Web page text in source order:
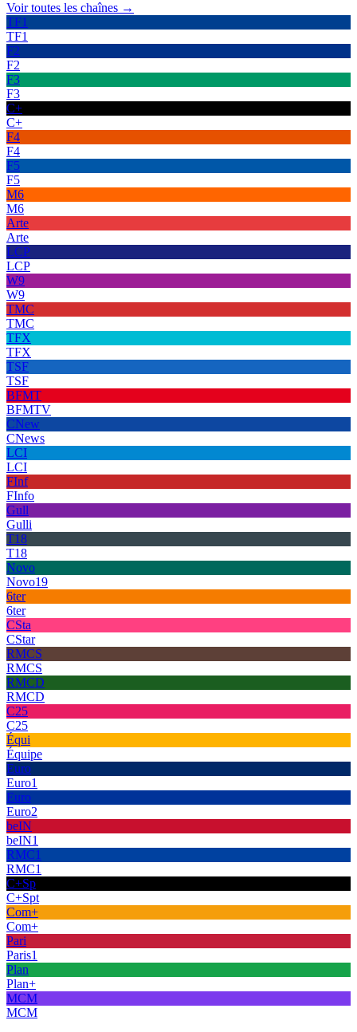
Voir toutes les chaînes →
TF1
TF1
F2
F2
F3
F3
C+
C+
F4
F4
F5
F5
M6
M6
Arte
Arte
LCP
LCP
W9
W9
TMC
TMC
TFX
TFX
TSF
TSF
BFMT
BFMTV
CNew
CNews
LCI
LCI
FInf
FInfo
Gull
Gulli
T18
T18
Novo
Novo19
6ter
6ter
CSta
CStar
RMCS
RMCS
RMCD
RMCD
C25
C25
Équi
Équipe
Euro
Euro1
Euro
Euro2
beIN
beIN1
RMC1
RMC1
C+Sp
C+Spt
Com+
Com+
Pari
Paris1
Plan
Plan+
MCM
MCM